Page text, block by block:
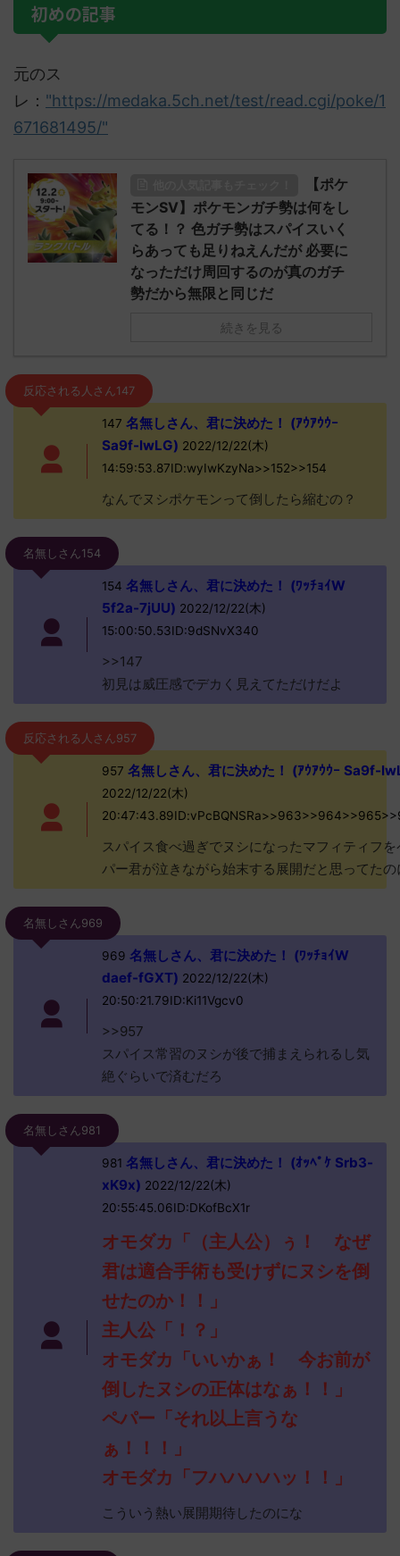
初めの記事
元のス
レ： "https://medaka.5ch.net/test/read.cgi/poke/1
671681495/"
【ポケ
モンSV】ポケモンガチ勢は何をし
てる！？ 色ガチ勢はスパイスいく
らあっても足りねえんだが 必要に
なっただけ周回するのが真のガチ
勢だから無限と同じだ
続きを見る
反応される人さん147
147 名無しさん、君に決めた！ (ｱｳｱｳｳｰ
Sa9f-lwLG) 2022/12/22(木)
14:59:53.87ID:wyIwKzyNa>>152>>154
なんでヌシポケモンって倒したら縮むの？
名無しさん154
154 名無しさん、君に決めた！ (ﾜｯﾁｮｲW
5f2a-7jUU) 2022/12/22(木)
15:00:50.53ID:9dSNvX340
>>147
初見は威圧感でデカく見えてただけだよ
反応される人さん957
957 名無しさん、君に決めた！ (ｱｳｱｳｳｰ Sa9f-
2022/12/22(木)
スパイス食べ過ぎでヌシになったマフィティフを
パー君が泣きながら始末する展開だと思ってたの
名無しさん969
969 名無しさん、君に決めた！ (ﾜｯﾁｮｲW
daef-fGXT) 2022/12/22(木)
20:50:21.79ID:Ki11Vgcv0
>>957
スパイス常習のヌシが後で捕まえられるし気
絶ぐらいで済むだろ
名無しさん981
981 名無しさん、君に決めた！ (ｵｯﾍﾟｹ Srb3-
xK9x) 2022/12/22(木)
20:55:45.06ID:DKofBcX1r
オモダカ「（主人公）ぅ！ なぜ
君は適合手術も受けずにヌシを倒
せたのか！！」
主人公「！？」
オモダカ「いいかぁ！ 今お前が
倒したヌシの正体はなぁ！！」
ペパー「それ以上言うな
ぁ！！！」
オモダカ「フハハハハッ！！」
こういう熱い展開期待したのにな